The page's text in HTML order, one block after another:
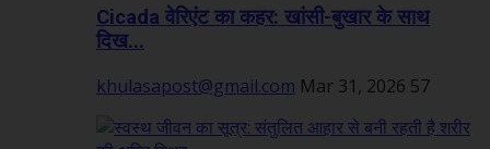
Cicada वेरिएंट का कहर: खांसी-बुखार के साथ
दिख...
khulasapost@gmail.com Mar 31, 2026 57